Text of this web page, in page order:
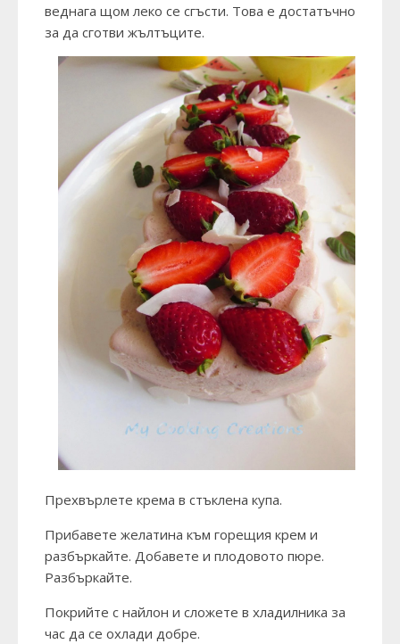
веднага щом леко се сгъсти. Това е достатъчно
за да сготви жълтъците.
Прехвърлете крема в стъклена купа.
Прибавете желатина към горещия крем и
разбъркайте. Добавете и плодовото пюре.
Разбъркайте.
Покрийте с найлон и сложете в хладилника за
час да се охлади добре.